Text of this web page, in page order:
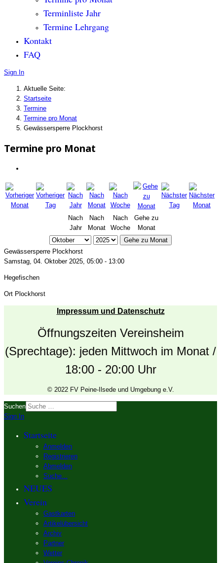
Terminliste Jahr
Termine Lehrgang
Kontakt
FAQ
Sign In
Aktuelle Seite:
Startseite
Termine
Termine pro Monat
Gewässersperre Plockhorst
Termine pro Monat
Nach
Jahr
Nach
Monat
Nach
Woche
Gehe zu
Monat
Gehe zu Monat
Gewässersperre Plockhorst
Samstag, 04. Oktober 2025, 05:00 - 13:00
Hegefischen
Ort Plockhorst
Impressum und Datenschutz
Öffnungszeiten Vereinsheim
(Sprechtage): jeden Mittwoch im Monat /
18:00 - 20:00 Uhr
© 2022 FV Peine-Ilsede und Umgebung e.V.
Suchen
Sign In
Startseite
Anmelden
Registrieren
Abmelden
Suche...
NEUES
Verein
Gastkarten
Artikelübersicht
Archiv
Partner
Wetter